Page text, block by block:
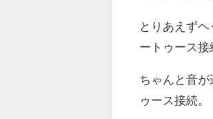
とりあえず
ートゥース接
ちゃんと音
ゥース接続。